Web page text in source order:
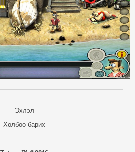
Эхлэл
Холбоо барих